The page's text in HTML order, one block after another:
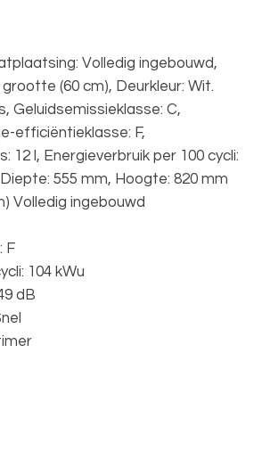
Volledig ingebouwd,
(60 cm), Deurkleur: Wit.
Geluidsemissieklasse: C,
efficiëntieklasse: F,
12 l, Energieverbruik per 100 cycli:
555 mm, Hoogte: 820 mm
Volledig ingebouwd
F
104 kWu
dB